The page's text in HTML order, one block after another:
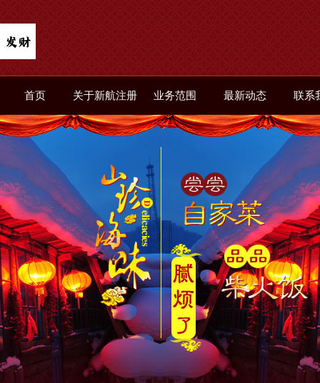
首页 关于新航注册 业务范围 最新动态 联系